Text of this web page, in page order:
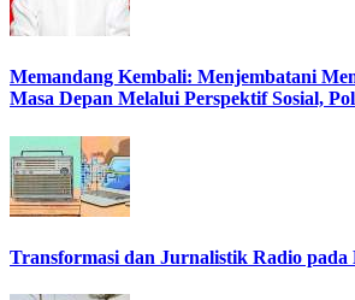
Memandang Kembali: Menjembatani
Masa Depan Melalui Perspektif Sosial,
Transformasi dan Jurnalistik Radio